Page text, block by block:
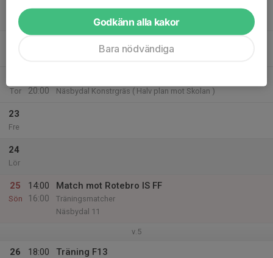
Tis
17:30
Träning FA 2013
Näsbydal Konstrgräs ( Halv plan mot Skolan )
Tor
20:00
Näsbydal Konstrgräs ( Halv plan mot Skolan )
23
Fre
24
Lör
25
Sön
14:00
16:00
Match mot Rotebro IS FF
Träningsmatcher
Näsbydal 11
v.5
26
18:00
Träning F13
Godkänn alla kakor
Bara nödvändiga